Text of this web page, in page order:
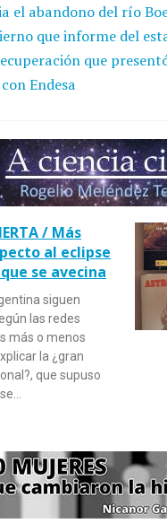
el abandono del río
que informe del
que
Endesa
/ Más
al eclipse
se avecina
siguen
las redes
más o menos
la ¿gran
que supuso